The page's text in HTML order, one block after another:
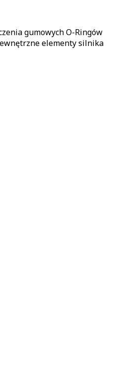
gumowych O-Ringów
elementy silnika